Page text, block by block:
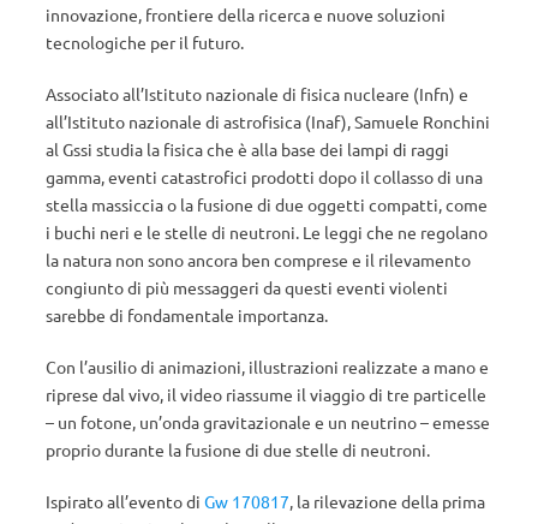
innovazione, frontiere della ricerca e nuove soluzioni
tecnologiche per il futuro.
Associato all’Istituto nazionale di fisica nucleare (Infn) e
all’Istituto nazionale di astrofisica (Inaf), Samuele Ronchini
al Gssi studia la fisica che è alla base dei lampi di raggi
gamma, eventi catastrofici prodotti dopo il collasso di una
stella massiccia o la fusione di due oggetti compatti, come
i buchi neri e le stelle di neutroni. Le leggi che ne regolano
la natura non sono ancora ben comprese e il rilevamento
congiunto di più messaggeri da questi eventi violenti
sarebbe di fondamentale importanza.
Con l’ausilio di animazioni, illustrazioni realizzate a mano e
riprese dal vivo, il video riassume il viaggio di tre particelle
– un fotone, un’onda gravitazionale e un neutrino – emesse
proprio durante la fusione di due stelle di neutroni.
Ispirato all’evento di Gw 170817, la rilevazione della prima